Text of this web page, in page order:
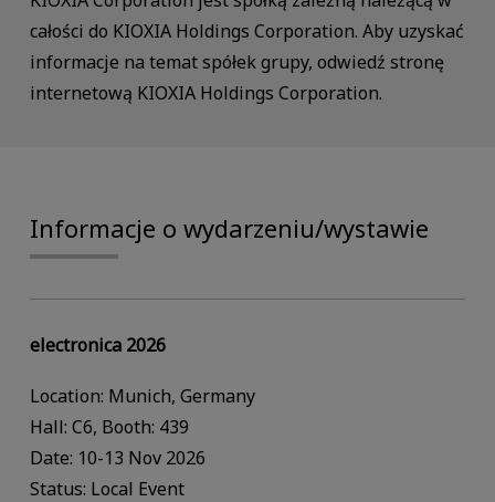
całości do KIOXIA Holdings Corporation. Aby uzyskać
informacje na temat spółek grupy, odwiedź stronę
internetową KIOXIA Holdings Corporation.
Informacje o wydarzeniu/wystawie
electronica 2026
Location: Munich, Germany
Hall: C6, Booth: 439
Date: 10-13 Nov 2026
Status: Local Event